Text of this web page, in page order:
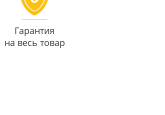
Гарантия
на весь товар